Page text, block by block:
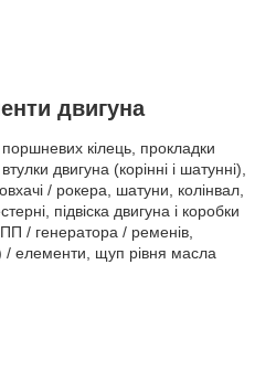
двигуна
кілець, прокладки
двигуна (корінні і шатунні),
/ рокера, шатуни, колінвал,
підвіска двигуна і коробки
/ генератора / ременів,
/ елементи, щуп рівня масла